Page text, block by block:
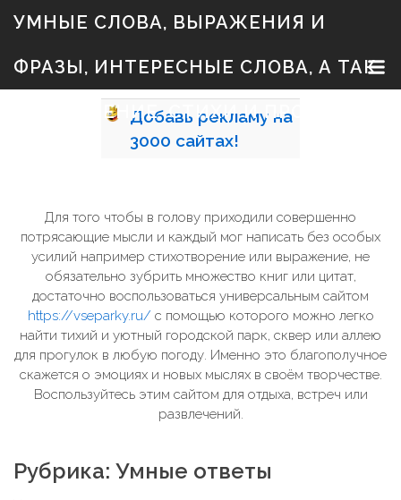
УМНЫЕ СЛОВА, ВЫРАЖЕНИЯ И
ФРАЗЫ, ИНТЕРЕСНЫЕ СЛОВА, А ТАК
ЖЕ ЗНАЧЕНИЕ, СТИХИ И ПРОЗА
k
t
o
Добавь рекламу на
3000 сайтах!
Для того чтобы в голову приходили совершенно
потрясающие мысли и каждый мог написать без особых
усилий например стихотворение или выражение, не
обязательно зубрить множество книг или цитат,
достаточно воспользоваться универсальным сайтом
https://vseparky.ru/ с помощью которого можно легко
найти тихий и уютный городской парк, сквер или аллею
для прогулок в любую погоду. Именно это благополучное
скажется о эмоциях и новых мыслях в своём творчестве.
Воспользуйтесь этим сайтом для отдыха, встреч или
развлечений.
Рубрика: Умные ответы